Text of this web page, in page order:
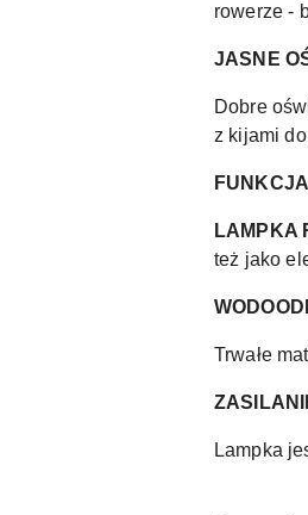
rowerze -
JASNE
Dobre
z kijami
LAMPKA
też jako
Trwałe
Lampka